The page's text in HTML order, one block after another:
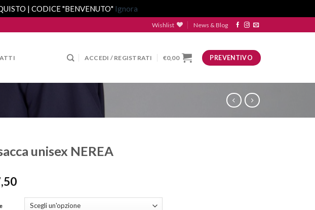
| CODICE "BENVENUTO" Ignora
Wishlist News & Blog
ACCEDI / REGISTRATI €0,00 PREVENTIVO
unisex NEREA